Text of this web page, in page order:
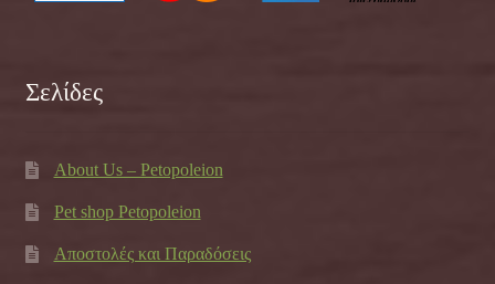
Σελίδες
About Us – Petopoleion
Pet shop Petopoleion
Αποστολές και Παραδόσεις